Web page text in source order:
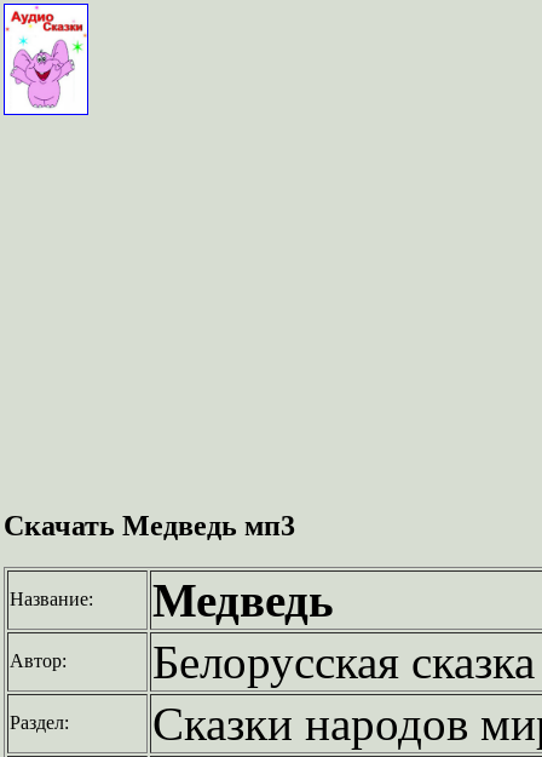
Скачать Медведь мп3
Название: Медведь
Автор: Белорусская сказка
Раздел: Сказки народов